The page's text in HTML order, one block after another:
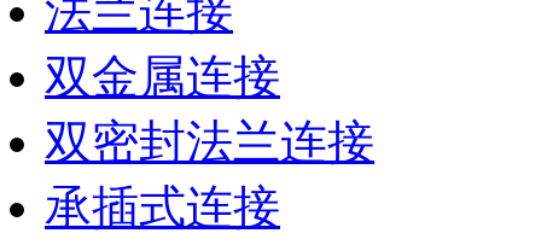
法兰连接
双金属连接
双密封法兰连接
承插式连接